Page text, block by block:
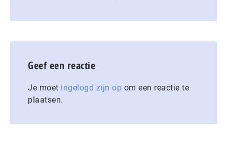
Geef een reactie
Je moet ingelogd zijn op om een reactie te
plaatsen.